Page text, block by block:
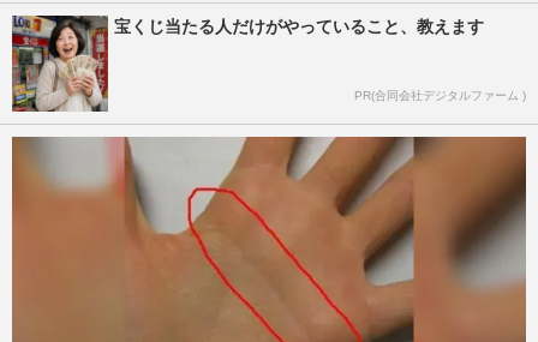
宝くじ当たる人だけがやっていること、教えます
PR(合同会社デジタルファーム )